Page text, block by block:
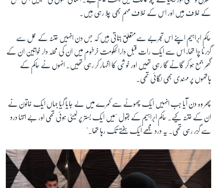
کے خلاف ہیں اور اس کے خلاف مہم بھی چلا رہی ہیں۔
حاکم ابراہیم اپنے اس تجربے سےمتعلق بتاتی ہیں کہ جس دن انہیں ختنہ کے عمل سے
گزرنا پڑا تھا، اس سے ایک رات قبل دارالحکومت خرطوم میں ان کی محلہ دار خواتین ان کے
گھر جمع ہو کر گانے گا رہی تھیں اور خوشی کا اظہار کر رہی تھیں۔ انہوں نے حاکم کے
ہاتھوں پر مہندی بھی لگائی تھی۔
پھر وہ دن آیا جب انہیں ایک چھوٹے سے کمرے میں لے جایا گیا جہاں ایک خاتون نے
ان کے ختنہ کیے۔ حاکم ابراہیم کے بقول "میں ایک بستر پر لیٹی ہوئی تھی اور بے انتہا درد
سے گزر رہی تھی۔ یہ درد مجھے ایک ہفتے تک رہا تھا۔"